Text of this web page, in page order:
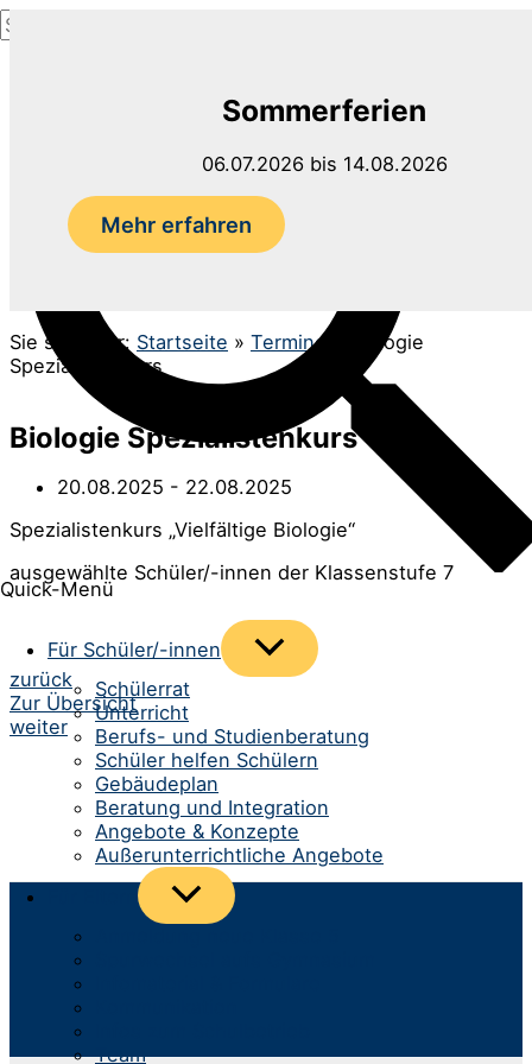
Zum
Inhalt
Suchen
nach:
Quick-Menü
Für Schüler/-innen
Menü
umschalten
Schülerrat
Unterricht
Berufs- und Studienberatung
Schüler helfen Schülern
Gebäudeplan
Beratung und Integration
Angebote & Konzepte
Außerunterrichtliche Angebote
Menü
umschalten
Team
Sommerferien
06.07.2026 bis 14.08.2026
Mehr erfahren
Sie sind hier: Startseite » Termine
Biologie
Spezialistenkurs
Biologie Spezialistenkurs
20.08.2025 - 22.08.2025
Spezialistenkurs „Vielfältige Biologie“
ausgewählte Schüler/-innen der Klassenstufe 7
Beitrags-
Navigation
zurück
Zur Übersicht
weiter